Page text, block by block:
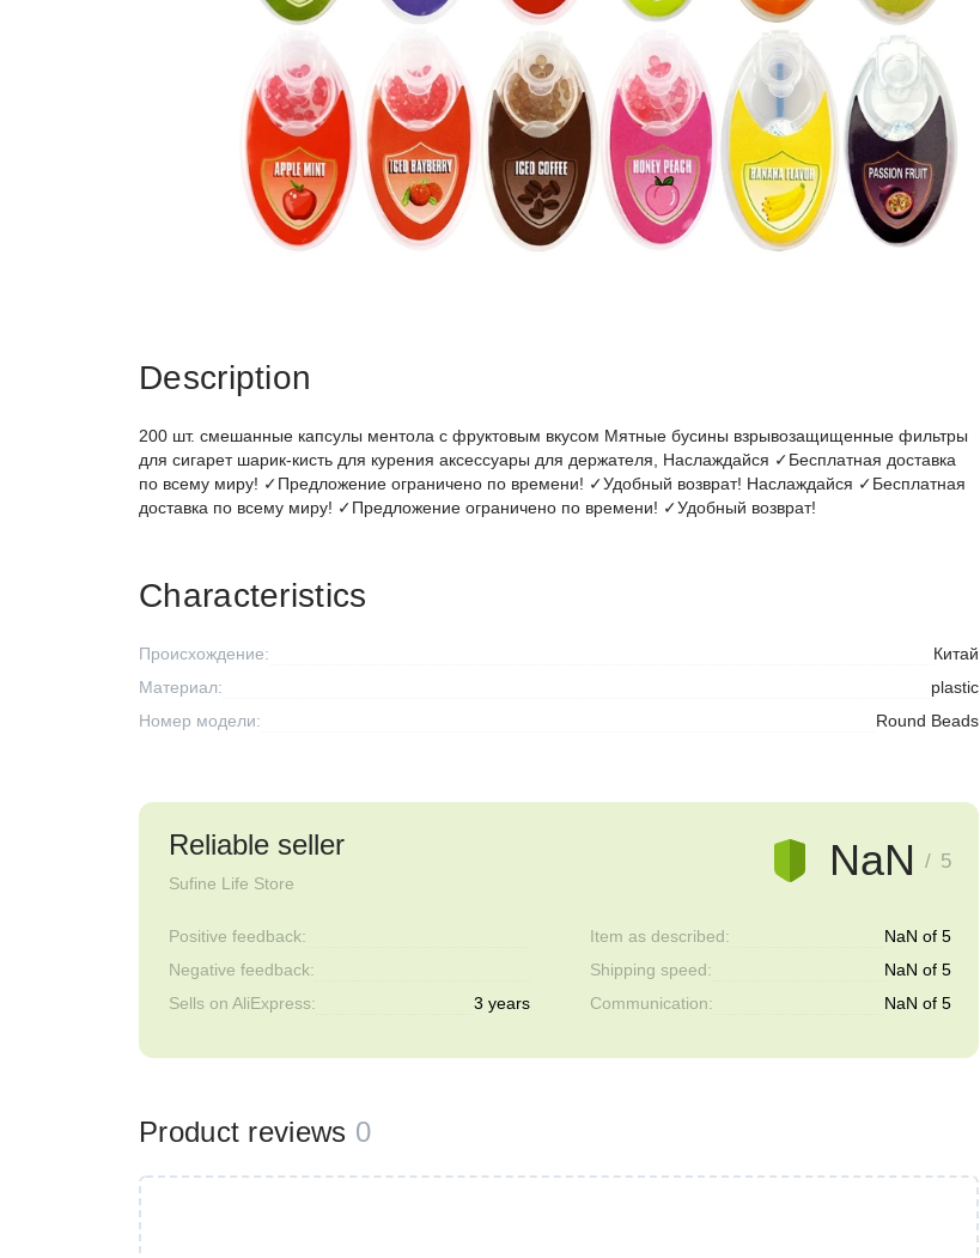
Characteristics
Происхождение:
Китай
Материал:
plastic
Номер модели:
Round Beads
Description
200 шт. смешанные капсулы ментола с фруктовым вкусом Мятные бусины взрывозащищенные фильтры
для сигарет шарик-кисть для курения аксессуары для держателя, Наслаждайся ✓Бесплатная доставка
по всему миру! ✓Предложение ограничено по времени! ✓Удобный возврат! Наслаждайся ✓Бесплатная
доставка по всему миру! ✓Предложение ограничено по времени! ✓Удобный возврат!
Reliable seller NaN / 5
Sufine Life Store
Positive feedback:
Negative feedback:
Sells on AliExpress:
3 years
Item as described:
NaN of 5
Shipping speed:
NaN of 5
Communication:
NaN of 5
Product reviews 0